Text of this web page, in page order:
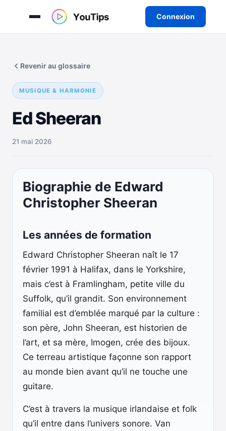
Connexion
contenu
MUSIQUE & HARMONIE
Ed Sheeran
Revenir au glossaire
21 mai 2026
Biographie de Edward
Christopher Sheeran
Les années de formation
Edward Christopher Sheeran naît le 17
février 1991 à Halifax, dans le Yorkshire,
mais c’est à Framlingham, petite ville du
Suffolk, qu’il grandit. Son environnement
familial est d’emblée marqué par la culture :
son père, John Sheeran, est historien de
l’art, et sa mère, Imogen, crée des bijoux.
Ce terreau artistique façonne son rapport
au monde bien avant qu’il ne touche une
guitare.
C’est à travers la musique irlandaise et folk
qu’il entre dans l’univers sonore. Van